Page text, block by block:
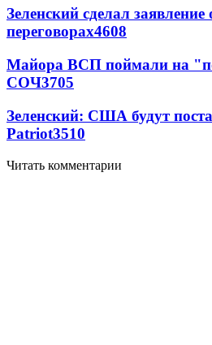
Зеленский сделал
переговорах4608
Майора ВСП поймали на
СОЧ3705
Зеленский: США будут
Patriot3510
Читать комментарии